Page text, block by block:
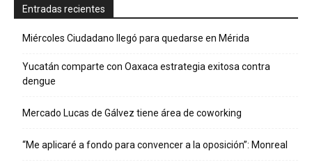
Entradas recientes
Miércoles Ciudadano llegó para quedarse en Mérida
Yucatán comparte con Oaxaca estrategia exitosa contra
dengue
Mercado Lucas de Gálvez tiene área de coworking
“Me aplicaré a fondo para convencer a la oposición”: Monreal